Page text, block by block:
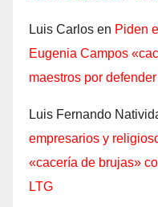
Luis Carlos en Piden
Eugenia Campos
maestros por
Luis Fernando
empresarios y
«cacería de brujas»
LTG